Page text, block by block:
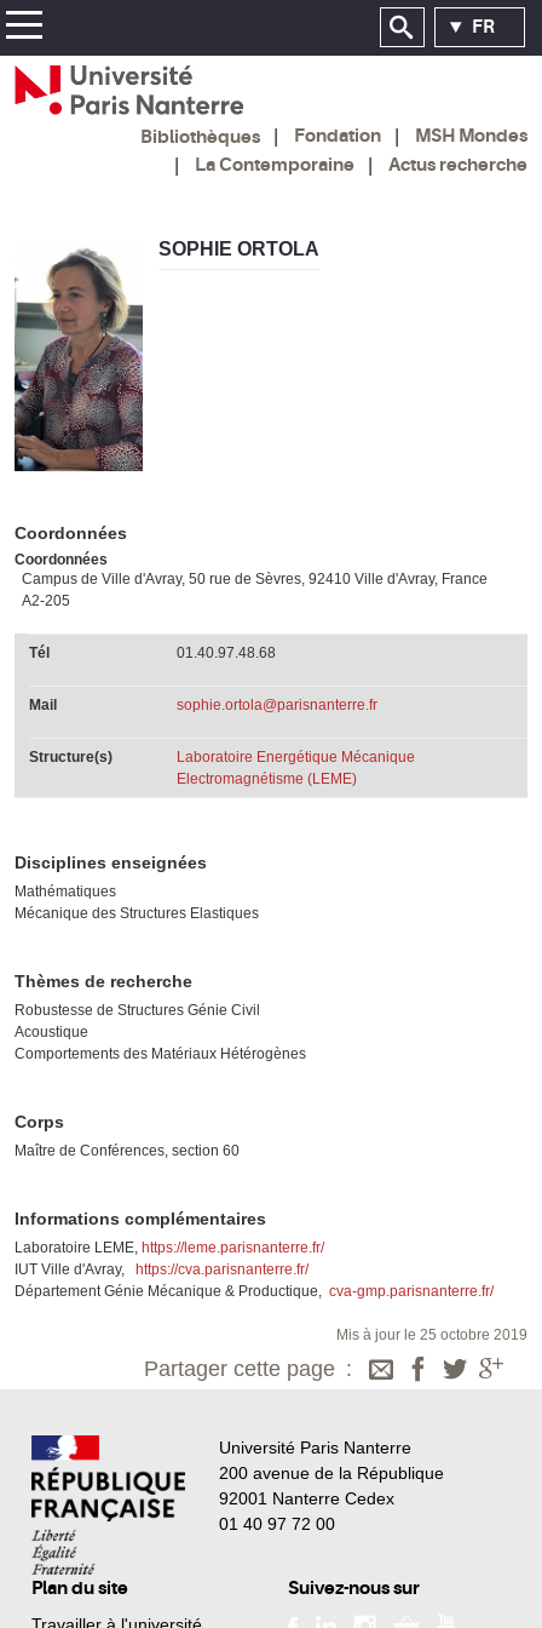
FR
Bibliothèques Fondation
MSH Mondes
La Contemporaine
Actus recherche
SOPHIE ORTOLA
Coordonnées
Coordonnées
Campus de Ville d'Avray, 50 rue de Sèvres, 92410 Ville d'Avray, France
A2-205
Tél 01.40.97.48.68
Mail sophie.ortola@parisnanterre.fr
Structure(s)
Laboratoire Energétique Mécanique
Electromagnétisme (LEME)
Disciplines enseignées
Mathématiques
Mécanique des Structures Elastiques
Thèmes de recherche
Robustesse de Structures Génie Civil
Acoustique
Comportements des Matériaux Hétérogènes
Corps
Maître de Conférences, section 60
Informations complémentaires
Laboratoire LEME, https://leme.parisnanterre.fr/
IUT Ville d'Avray,
https://cva.parisnanterre.fr/
Département Génie Mécanique & Productique, cva-gmp.parisnanterre.fr/
Mis à jour le 25 octobre 2019
Partager cette page
Université Paris Nanterre
200 avenue de la République
92001 Nanterre Cedex
01 40 97 72 00
Plan du site Suivez-nous sur